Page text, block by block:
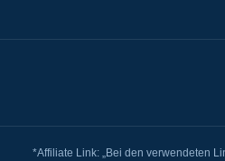
*Affiliate Link: „Bei den verwendeten